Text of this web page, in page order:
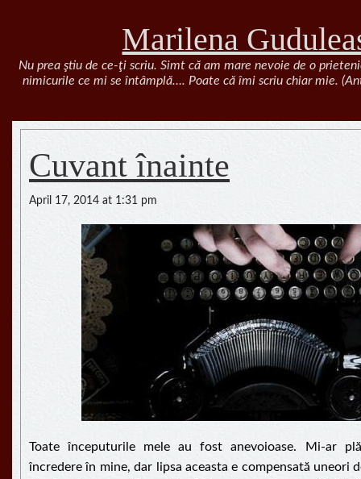
Marilena
Nu prea ştiu de ce-ţi scriu. Simt că am mare nevoie de o
nimicurile ce mi se întâmplă…. Poate că îmi scriu chiar mie.
Cuvant înainte
April 17, 2014 at 1:31 pm
Toate începuturile mele au fost anevoioase. Mi-ar
încredere în mine, dar lipsa aceasta e compensată uneori